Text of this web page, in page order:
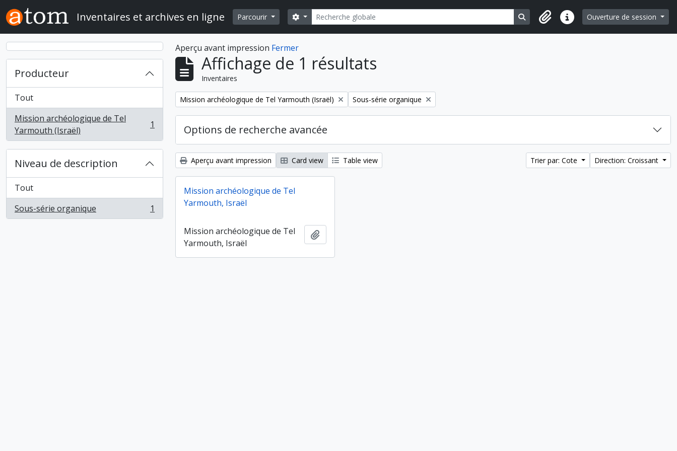
Skip to main content
Inventaires et archives en ligne Parcourir Rechercher
Search options Search in browse page
Liens rapidesOuverture de session
Producteur
Tout
Mission archéologique de Tel
Yarmouth (Israël)
, 1 résultats 1
Niveau de description
Tout
Sous-série organique
, 1 résultats 1
Aperçu avant impression Fermer
Affichage de 1 résultats
Inventaires
Remove filter:
Mission archéologique de Tel Yarmouth (Israël) Remove filter:
Sous-série organique
Options de recherche avancée
Aperçu avant impression Card view Table view Trier par: Cote Direction: Croissant
Mission archéologique de Tel
Yarmouth, Israël
Mission archéologique de Tel
Yarmouth, Israël